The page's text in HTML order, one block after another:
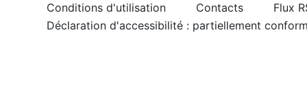
Conditions d'utilisation Contacts
Flux
Déclaration d'accessibilité : partiellement